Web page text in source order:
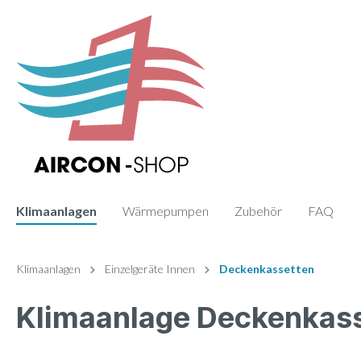
Klimaanlagen Wärmepumpen Zubehör FAQ
Zur Kategorie Klimaanlagen
Sets
Zur Kategorie Zubehör
Fernbedienung Paneele
Klimaanlagen Einzelgeräte Innen Deckenkassetten
Klimaanlage